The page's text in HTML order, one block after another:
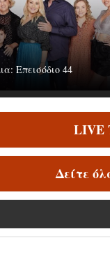
Επεισόδιο 44
LIVE
Δείτε